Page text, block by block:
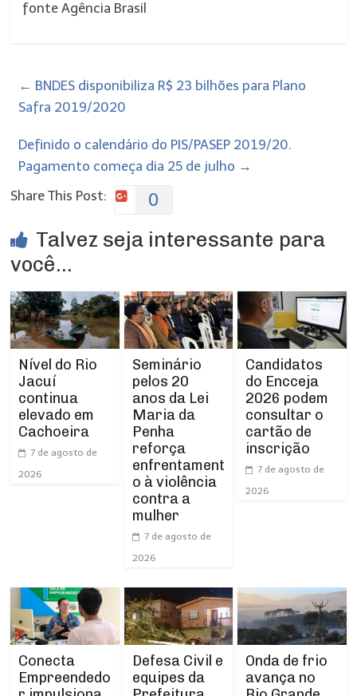
fonte Agência Brasil
← BNDES disponibiliza R$ 23 bilhões para Plano
Safra 2019/2020
Definido o calendário do PIS/PASEP 2019/20.
Pagamento começa dia 25 de julho →
Share This Post:
0
Talvez seja interessante para
você...
Nível do Rio
Jacuí
continua
elevado em
Cachoeira
7 de agosto de
2026
Seminário
pelos 20
anos da Lei
Maria da
Penha
reforça
enfrentament
o à violência
contra a
mulher
7 de agosto de
2026
Candidatos
do Encceja
2026 podem
consultar o
cartão de
inscrição
7 de agosto de
2026
Conecta
Empreendedo
Defesa Civil e
equipes da
Onda de frio
avança no